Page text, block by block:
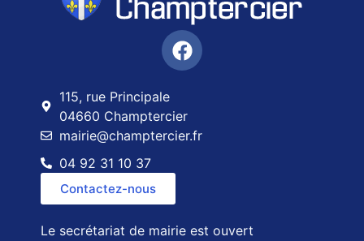
115, rue Principale
04660 Champtercier
mairie@champtercier.fr
04 92 31 10 37
Contactez-nous
Le secrétariat de mairie est ouvert